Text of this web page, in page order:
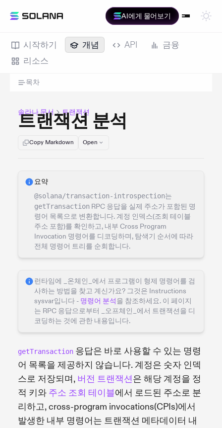
AI에게 물어보기
시작하기 개념 API
금융
리소스
목차
솔라나 문서 트랜잭션
트랜잭션 분석
Copy Markdown Open
요약
@solana/transaction-introspection는
getTransaction RPC 응답을 실제 주소가 포함된 명
령어 목록으로 변환합니다. 계정 인덱스(조회 테이블
주소 포함)를 확인하고, 내부 Cross Program
Invocation 명령어를 디코딩하며, 탐색기 순서에 따라
전체 명령어 트리를 순회합니다.
런타임에 _온체인_에서 프로그램이 형제 명령어를 검
사하는 방법을 찾고 계신가요? 그것은 Instructions
sysvar입니다 - 명령어 분석을 참조하세요. 이 페이지
는 RPC 응답으로부터 _오프체인_에서 트랜잭션을 디
코딩하는 것에 관한 내용입니다.
getTransaction 응답은 바로 사용할 수 있는 명령
어 목록을 제공하지 않습니다. 계정은 숫자 인덱
스로 저장되며, 버전 트랜잭션은 해당 계정을 정
적 키와 주소 조회 테이블에서 로드된 주소로 분
리하고, cross-program invocations(CPIs)에서
발생한 내부 명령어는 트랜잭션 메타데이터 내